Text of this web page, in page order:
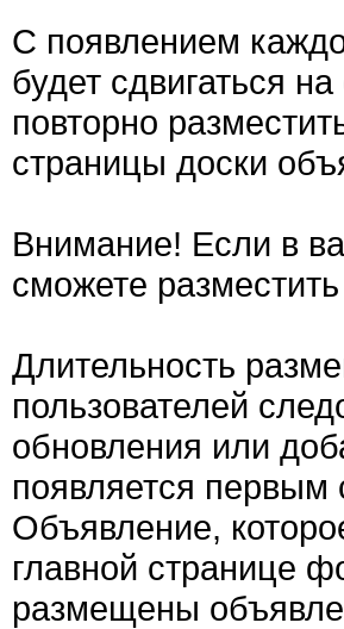
С появлением
будет сдвигаться
повторно
страницы доски
Внимание! Если в
сможете
Длительность
пользователей
обновления или
появляется первым
Объявление,
главной странице
размещены